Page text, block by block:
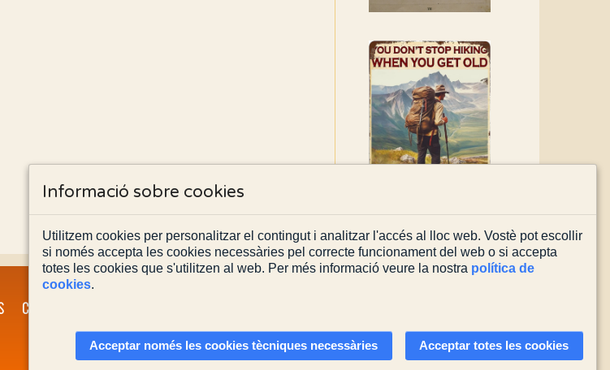
CONTACTA'NS
Actualitzada el03/08/2026
Informació sobre cookies
Utilitzem cookies per personalitzar el contingut i analitzar l'accés al lloc web. Vostè pot escollir
si només accepta les cookies necessàries pel correcte funcionament del web o si accepta
totes les cookies que s'utilitzen al web. Per més informació veure la nostra política de
cookies.
Acceptar només les cookies tècniques necessàries Acceptar totes les cookies